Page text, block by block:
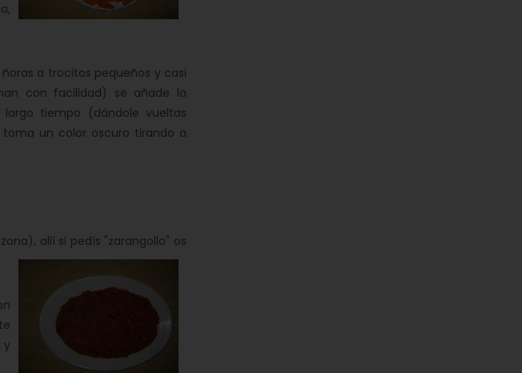
a trocitos pequeños y casi
con facilidad) se añade la
tiempo (dándole vueltas
un color oscuro tirando a
allí si pedís "zarangollo" os
y